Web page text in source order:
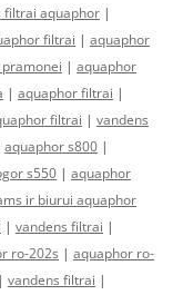
filtrai aquaphor |
filtrai | aquaphor
| aquaphor
| aquaphor filtrai |
filtrai | vandens
aquaphor s800 |
s550 | aquaphor
ir biurui aquaphor
| vandens filtrai |
ro-202s | aquaphor ro-
| vandens filtrai |